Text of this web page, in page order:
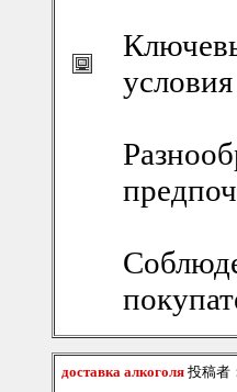
доставка алкоголя 投稿者